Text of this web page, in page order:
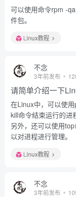
可以使用命令rpm -
件包。
Linux教程
不念
3年前发布
请简单介绍一下
在Linux中，可以使
kill命令结束运行的进
另外，还可以使用
以对进程进行管理。
Linux教程
不念
3年前发布